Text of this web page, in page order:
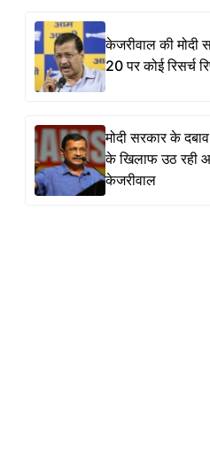
केजरीवाल की मोदी
20 पर कोई रिसर्च
मोदी सरकार के
के खिलाफ उठ रही
केजरीवाल